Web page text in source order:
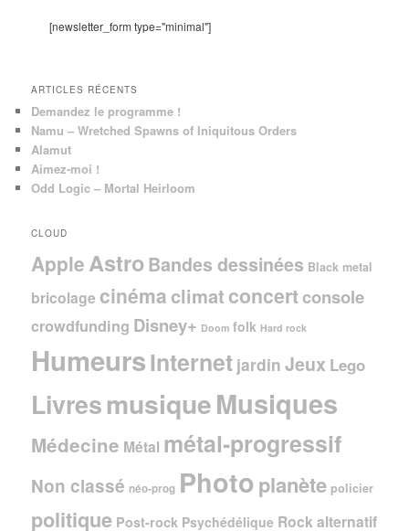
[newsletter_form type="minimal"]
ARTICLES RÉCENTS
Demandez le programme !
Namu – Wretched Spawns of Iniquitous Orders
Alamut
Aimez-moi !
Odd Logic – Mortal Heirloom
CLOUD
Apple AstroBandes dessinées Black metal
bricolage cinéma climat concertconsole
crowdfunding Disney+ Doom folk Hard rock
HumeursInternet jardin Jeux Lego
LivresmusiqueMusiques
Médecine Métal métal-progressif
Non classé néo-prog Photo planète policier
politique Post-rock Psychédélique Rock alternatif